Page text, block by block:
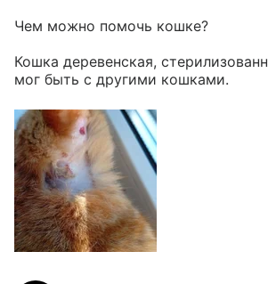
Чем можно помочь кошке?
Кошка деревенская,
мог быть с другими кошками.